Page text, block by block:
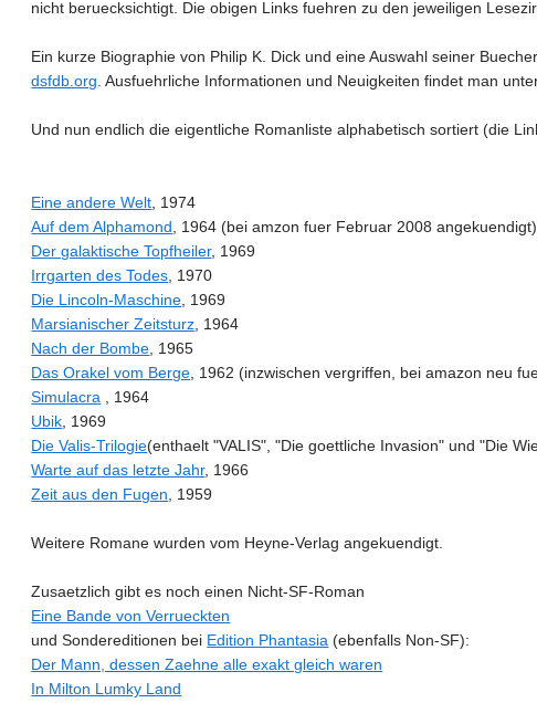
nicht beruecksichtigt. Die obigen Links fuehren zu den jeweiligen
Ein kurze Biographie von Philip K. Dick und eine Auswahl seiner
dsfdb.org . Ausfuehrliche Informationen und Neuigkeiten findet man
Und nun endlich die eigentliche Romanliste alphabetisch sortiert (die
Eine andere Welt , 1974
Auf dem Alphamond , 1964 (bei amzon fuer Februar 2008 angekuendigt)
Der galaktische Topfheiler, 1969
Irrgarten des Todes , 1970
Die Lincoln-Maschine , 1969
Marsianischer Zeitsturz , 1964
Nach der Bombe , 1965
Das Orakel vom Berge , 1962 (inzwischen vergriffen, bei amazon neu
Simulacra , 1964
Ubik , 1969
Die Valis-Trilogie(enthaelt "VALIS", "Die goettliche Invasion" und "Die
Warte auf das letzte Jahr, 1966
Zeit aus den Fugen , 1959
Weitere Romane wurden vom Heyne-Verlag angekuendigt.
Zusaetzlich gibt es noch einen Nicht-SF-Roman
Eine Bande von Verrueckten
und Sondereditionen bei Edition Phantasia (ebenfalls Non-SF):
Der Mann, dessen Zaehne alle exakt gleich waren
In Milton Lumky Land